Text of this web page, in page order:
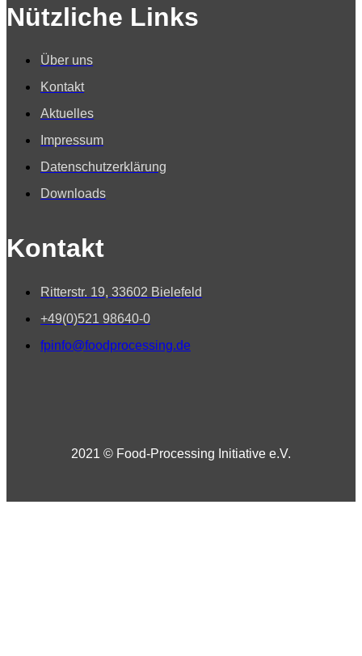
Nützliche Links
Über uns
Kontakt
Aktuelles
Impressum
Datenschutzerklärung
Downloads
Kontakt
Ritterstr. 19, 33602 Bielefeld
+49(0)521 98640-0
fpinfo@foodprocessing.de
2021 © Food-Processing Initiative e.V.